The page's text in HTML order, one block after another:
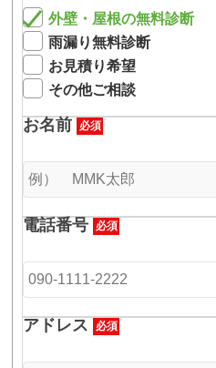
外壁・屋根の無料診断
雨漏り無料診断
お見積り希望
その他ご相談
お名前 必須
電話番号 必須
アドレス 必須